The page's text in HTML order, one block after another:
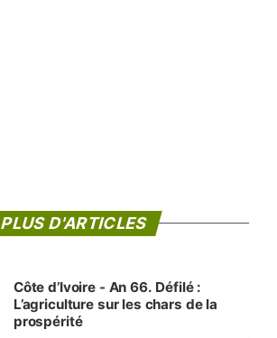
PLUS D'ARTICLES
Côte d’Ivoire - An 66. Défilé :
L’agriculture sur les chars de la
prospérité